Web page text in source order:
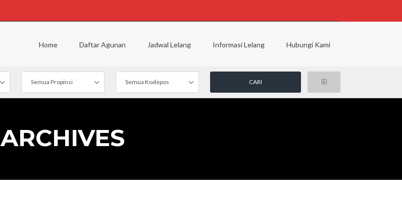
Home Daftar Agunan Jadwal Lelang Informasi Lelang Hubungi Kami
Semua Propinsi Semua Kodepos
ARCHIVES